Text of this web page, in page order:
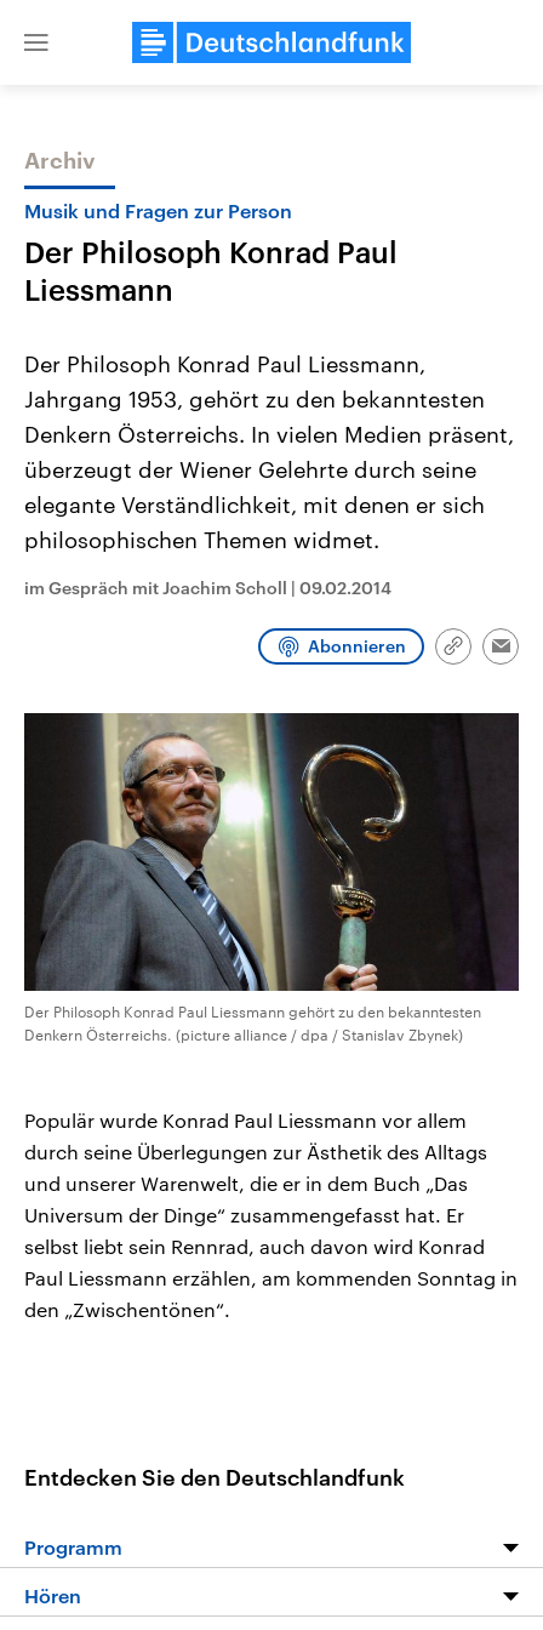
Close
Themen
Landtagswahl Sachsen-Anhalt
2026
Alle Informationen
Sachsen-Anhalt wählt am 6.
September 2026 einen neuen
Landtag. Seit 2021 wird das
Bundesland von einer Koalition aus
CDU, SPD und FDP regiert.-
Umfragen, Prognosen,
Wahlprogramme, aktuelle Berichte
und Kandidaten der anstehenden
USA
Aktuelle Beiträge,
Hintergründe
Wirtschaftlich und
gehören die Vereinigten
den mächtigsten Ländern
mit großem Einfluss auf
Archiv
Musik und Fragen zur Person
Der Philosoph Konrad Paul
Liessmann
Der Philosoph Konrad Paul Liessmann,
Jahrgang 1953, gehört zu den bekanntesten
Denkern Österreichs. In vielen Medien präsent,
überzeugt der Wiener Gelehrte durch seine
elegante Verständlichkeit, mit denen er sich
philosophischen Themen widmet.
im Gespräch mit Joachim Scholl | 09.02.2014
Abonnieren
Link
Der Philosoph Konrad Paul Liessmann gehört zu den bekanntesten
Denkern Österreichs. (picture alliance / dpa / Stanislav Zbynek)
Populär wurde Konrad Paul Liessmann vor allem
durch seine Überlegungen zur Ästhetik des Alltags
und unserer Warenwelt, die er in dem Buch „Das
Universum der Dinge“ zusammengefasst hat. Er
selbst liebt sein Rennrad, auch davon wird Konrad
Paul Liessmann erzählen, am kommenden Sonntag in
den „Zwischentönen“.
Entdecken Sie den Deutschlandfunk
Programm
Programm
Hören